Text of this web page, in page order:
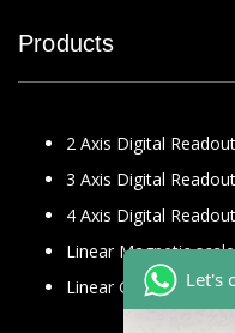
Products
2 Axis Digital
3 Axis Digital
4 Axis Digital
Linear Magnetic
Linear Glass ScaleLet's